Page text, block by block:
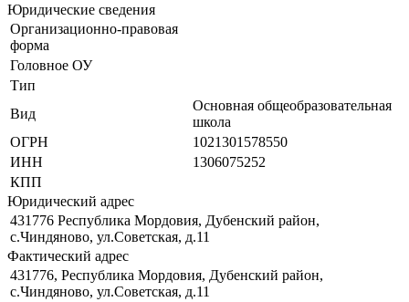
Юридические сведения
Организационно-правовая
форма
Головное ОУ
Тип
Вид
Основная общеобразовательная
школа
ОГРН
1021301578550
ИНН
1306075252
КПП
Юридический адрес
431776 Республика Мордовия, Дубенский район,
с.Чиндяново, ул.Советская, д.11
Фактический адрес
431776, Республика Мордовия, Дубенский район,
с.Чиндяново, ул.Советская, д.11